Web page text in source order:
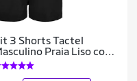
3 Shorts Tactel
Praia Liso com
Secagem Rápida e